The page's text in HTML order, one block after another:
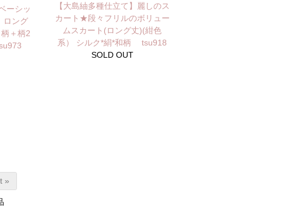
ーシッ
ロング
＋柄2
【大島紬多種仕立て】麗しのス
カート★段々フリルのボリュー
ムスカート(ロング丈)(紺色
系） シルク*絹*和柄 tsu918
SOLD OUT
»